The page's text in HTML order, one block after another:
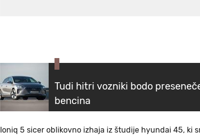
Tudi hitri vozniki bodo
bencina
Ioniq 5 sicer oblikovno izhaja iz študije hyundai 45, ki